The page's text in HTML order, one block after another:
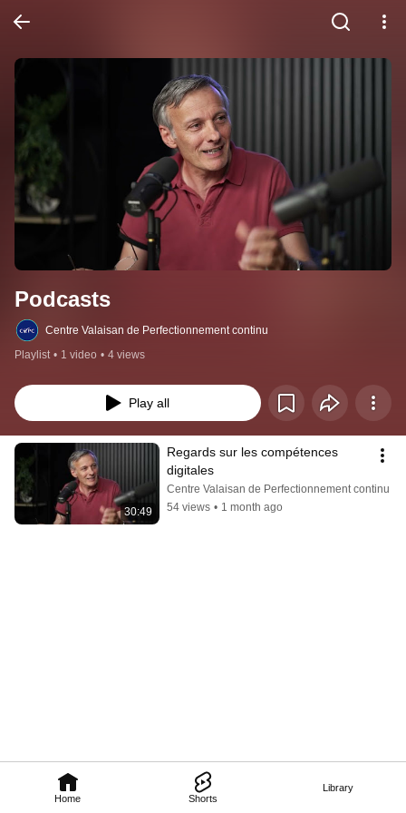
Home Shorts
Library
Podcasts
Centre Valaisan de Perfectionnement continu
Playlist • 1 video • 4 views
Play all
30:49
Regards sur les compétences
digitales
Centre Valaisan de Perfectionnement continu
54 views • 1 month ago